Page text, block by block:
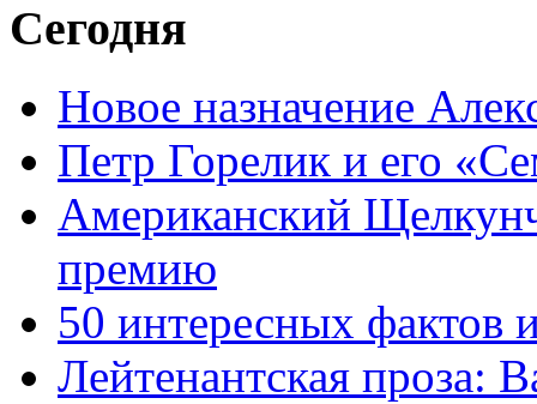
Сегодня
Новое назначение
Петр Горелик и его
Американский
премию
50 интересных фактов
Лейтенантская проза: